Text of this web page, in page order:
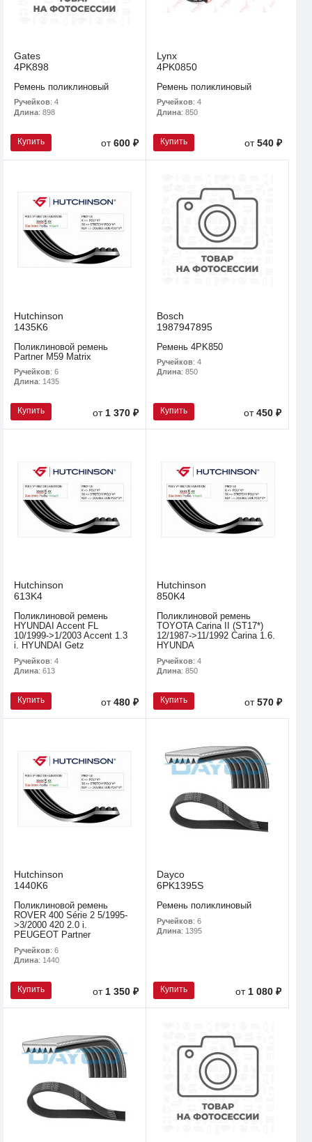
Gates
4PK898
Ремень поликлиновый
Ручейков: 4
Длина: 898
Купить от600 ₽
Lynx
4PK0850
Ремень поликлиновый
Ручейков: 4
Длина: 850
Купить от540 ₽
Hutchinson
1435K6
Поликлиновой ремень
Partner M59 Matrix
Ручейков: 6
Длина: 1435
Купить от 1 370 ₽
Bosch
1987947895
Ремень 4PK850
Ручейков: 4
Длина: 850
Купить от450 ₽
Hutchinson
613K4
Поликлиновой ремень
HYUNDAI Accent FL
10/1999->1/2003 Accent 1.3
i. HYUNDAI Getz
Ручейков: 4
Длина: 613
Купить от480 ₽
Hutchinson
850K4
Поликлиновой ремень
TOYOTA Carina II (ST17*)
12/1987->11/1992 Carina 1.6.
HYUNDA
Ручейков: 4
Длина: 850
Купить от570 ₽
Hutchinson
1440K6
Поликлиновой ремень
ROVER 400 Série 2 5/1995-
>3/2000 420 2.0 i.
PEUGEOT Partner
Ручейков: 6
Длина: 1440
Купить от 1 350 ₽
Dayco
6PK1395S
Ремень поликлиновый
Ручейков: 6
Длина: 1395
Купить от 1 080 ₽